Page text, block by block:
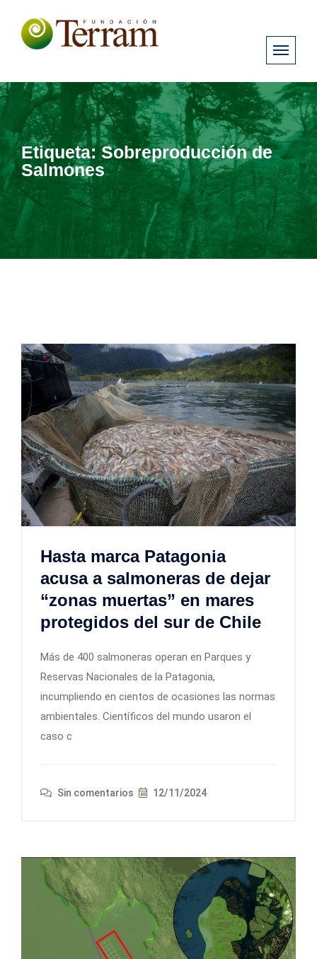
Etiqueta:Sobreproducción de
Salmones
Hasta marca Patagonia
acusa a salmoneras de dejar
“zonas muertas” en mares
protegidos del sur de Chile
Más de 400 salmoneras operan en Parques y
Reservas Nacionales de la Patagonia,
incumpliendo en cientos de ocasiones las normas
ambientales. Científicos del mundo usaron el
caso c
Sin comentarios 12/11/2024